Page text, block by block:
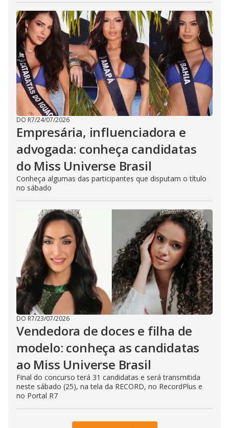
DO R7/24/07/2026
Empresária, influenciadora e
advogada: conheça candidatas
do Miss Universe Brasil
Conheça algumas das participantes que disputam o título
no sábado
DO R7/23/07/2026
Vendedora de doces e filha de
modelo: conheça as candidatas
ao Miss Universe Brasil
Final do concurso terá 31 candidatas e será transmitida
neste sábado (25), na tela da RECORD, no RecordPlus e
no Portal R7